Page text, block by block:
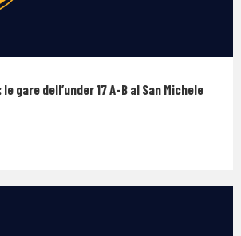
gare dell’under 17 A-B al San Michele